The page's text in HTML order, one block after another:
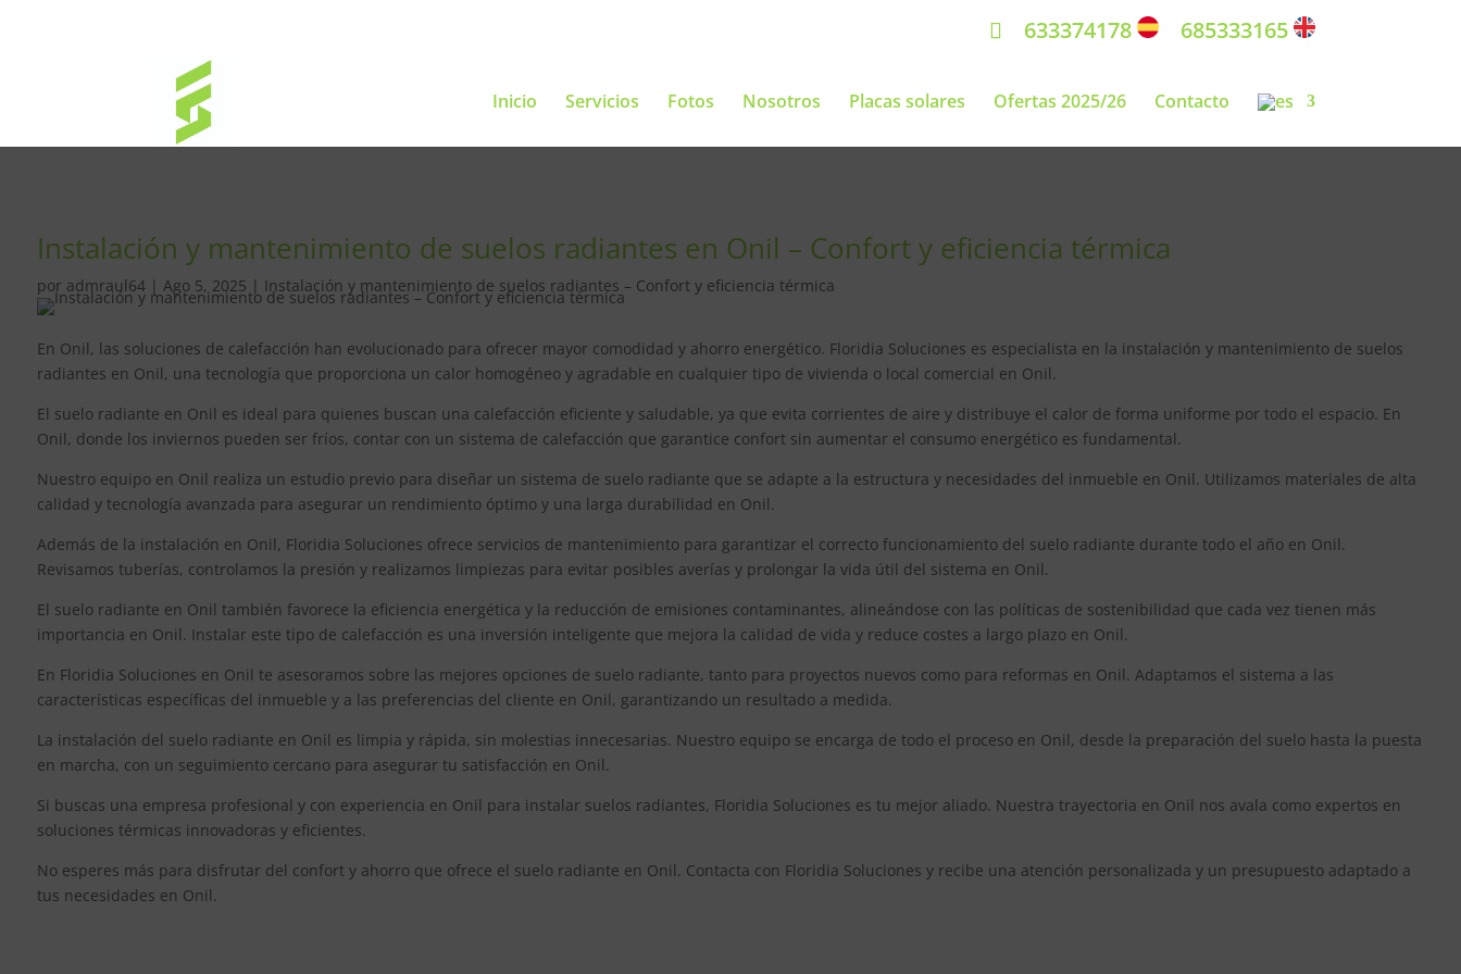
633374178 685333165
Inicio Servicios Fotos Nosotros Placas solares Ofertas 2025/26 Contacto
Instalación y mantenimiento de suelos radiantes en Onil – Confort y eficiencia térmica
por admraul64| Ago 5, 2025 | Instalación y mantenimiento de suelos radiantes – Confort y eficiencia térmica
En Onil, las soluciones de calefacción han evolucionado para ofrecer mayor comodidad y ahorro energético. Floridia Soluciones es especialista en la instalación y mantenimiento de suelos
radiantes en Onil, una tecnología que proporciona un calor homogéneo y agradable en cualquier tipo de vivienda o local comercial en Onil.
El suelo radiante en Onil es ideal para quienes buscan una calefacción eficiente y saludable, ya que evita corrientes de aire y distribuye el calor de forma uniforme por todo el espacio. En
Onil, donde los inviernos pueden ser fríos, contar con un sistema de calefacción que garantice confort sin aumentar el consumo energético es fundamental.
Nuestro equipo en Onil realiza un estudio previo para diseñar un sistema de suelo radiante que se adapte a la estructura y necesidades del inmueble en Onil. Utilizamos materiales de alta
calidad y tecnología avanzada para asegurar un rendimiento óptimo y una larga durabilidad en Onil.
Además de la instalación en Onil, Floridia Soluciones ofrece servicios de mantenimiento para garantizar el correcto funcionamiento del suelo radiante durante todo el año en Onil.
Revisamos tuberías, controlamos la presión y realizamos limpiezas para evitar posibles averías y prolongar la vida útil del sistema en Onil.
El suelo radiante en Onil también favorece la eficiencia energética y la reducción de emisiones contaminantes, alineándose con las políticas de sostenibilidad que cada vez tienen más
importancia en Onil. Instalar este tipo de calefacción es una inversión inteligente que mejora la calidad de vida y reduce costes a largo plazo en Onil.
En Floridia Soluciones en Onil te asesoramos sobre las mejores opciones de suelo radiante, tanto para proyectos nuevos como para reformas en Onil. Adaptamos el sistema a las
características específicas del inmueble y a las preferencias del cliente en Onil, garantizando un resultado a medida.
La instalación del suelo radiante en Onil es limpia y rápida, sin molestias innecesarias. Nuestro equipo se encarga de todo el proceso en Onil, desde la preparación del suelo hasta la puesta
en marcha, con un seguimiento cercano para asegurar tu satisfacción en Onil.
Si buscas una empresa profesional y con experiencia en Onil para instalar suelos radiantes, Floridia Soluciones es tu mejor aliado. Nuestra trayectoria en Onil nos avala como expertos en
soluciones térmicas innovadoras y eficientes.
No esperes más para disfrutar del confort y ahorro que ofrece el suelo radiante en Onil. Contacta con Floridia Soluciones y recibe una atención personalizada y un presupuesto adaptado a
tus necesidades en Onil.